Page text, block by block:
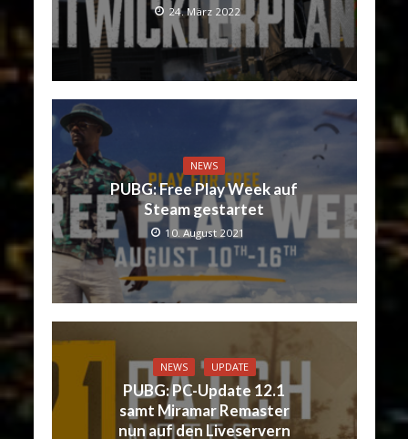
24. März 2022
NEWS
PUBG: Free Play Week auf
Steam gestartet
10. August 2021
NEWS UPDATE
PUBG: PC-Update 12.1
samt Miramar Remaster
nun auf den Liveservern